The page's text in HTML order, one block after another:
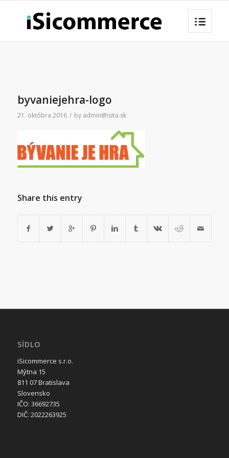
byvaniejehra-logo
21. októbra 2016 / by admin@isita.sk
Share this entry
SÍDLO
iSicommerce s.r.o.
Mýtna 15
811 07 Bratislava
Slovensko
IČO: 36692735
DIČ: 2022263925